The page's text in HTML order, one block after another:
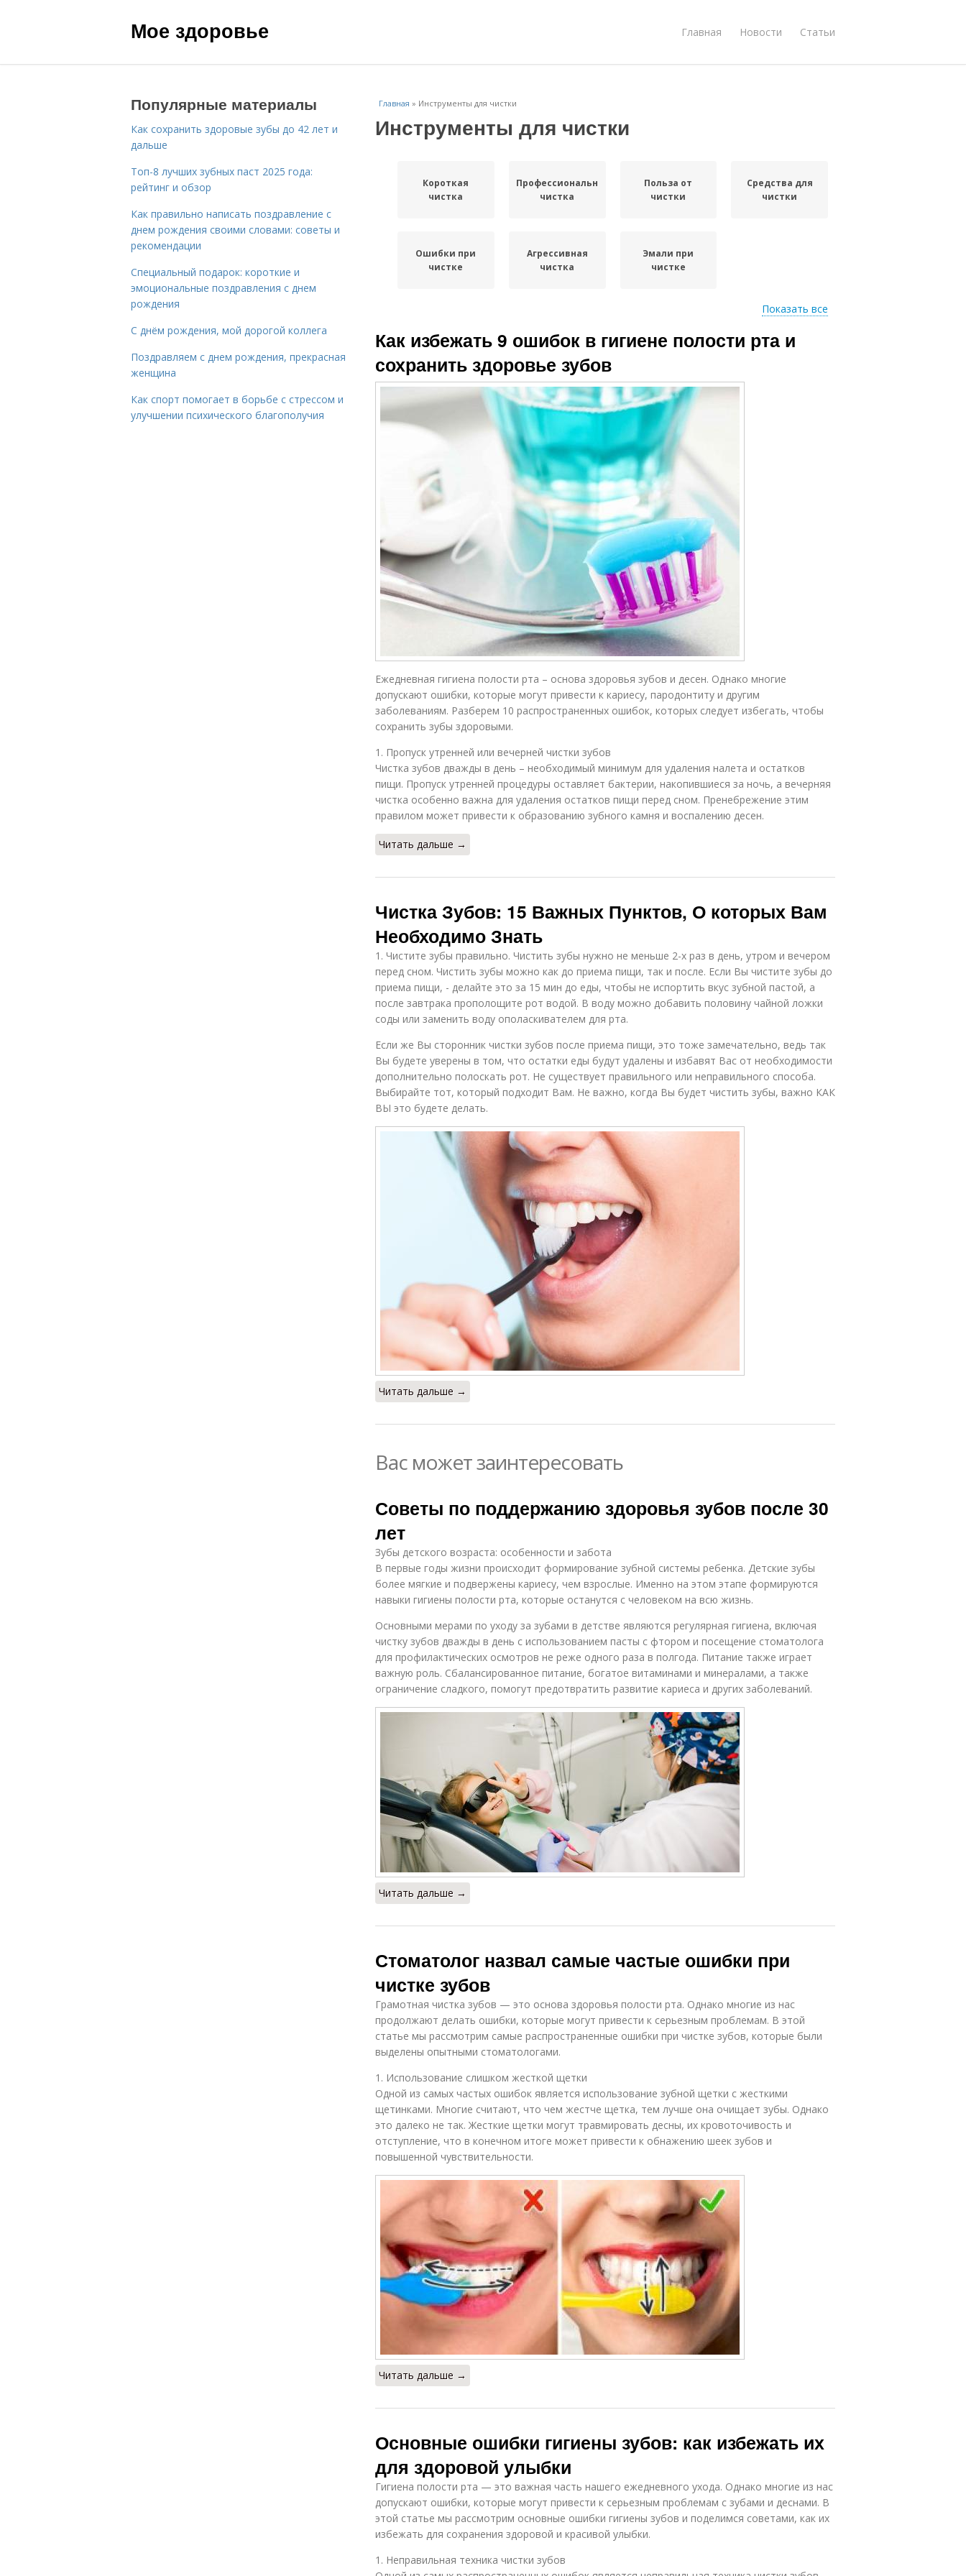
Мое здоровье Главная Новости Статьи
Главная » Инструменты для чистки
Инструменты для чистки
Короткая
чистка
Профессиональная
чистка
Польза от
чистки
Средства для
чистки
Ошибки при
чистке
Агрессивная
чистка
Эмали при
чистке
Показать все
Как избежать 9 ошибок в гигиене полости рта и
сохранить здоровье зубов
Ежедневная гигиена полости рта – основа здоровья зубов и десен. Однако многие
допускают ошибки, которые могут привести к кариесу, пародонтиту и другим
заболеваниям. Разберем 10 распространенных ошибок, которых следует избегать, чтобы
сохранить зубы здоровыми.
1. Пропуск утренней или вечерней чистки зубов
Чистка зубов дважды в день – необходимый минимум для удаления налета и остатков
пищи. Пропуск утренней процедуры оставляет бактерии, накопившиеся за ночь, а вечерняя
чистка особенно важна для удаления остатков пищи перед сном. Пренебрежение этим
правилом может привести к образованию зубного камня и воспалению десен.
Читать дальше →
Чистка Зубов: 15 Важных Пунктов, О которых Вам
Необходимо Знать
1. Чистите зубы правильно. Чистить зубы нужно не меньше 2-х раз в день, утром и вечером
перед сном. Чистить зубы можно как до приема пищи, так и после. Если Вы чистите зубы до
приема пищи, - делайте это за 15 мин до еды, чтобы не испортить вкус зубной пастой, а
после завтрака прополощите рот водой. В воду можно добавить половину чайной ложки
соды или заменить воду ополаскивателем для рта.
Если же Вы сторонник чистки зубов после приема пищи, это тоже замечательно, ведь так
Вы будете уверены в том, что остатки еды будут удалены и избавят Вас от необходимости
дополнительно полоскать рот. Не существует правильного или неправильного способа.
Выбирайте тот, который подходит Вам. Не важно, когда Вы будет чистить зубы, важно КАК
ВЫ это будете делать.
Читать дальше →
Вас может заинтересовать
Советы по поддержанию здоровья зубов после 30
лет
Зубы детского возраста: особенности и забота
В первые годы жизни происходит формирование зубной системы ребенка. Детские зубы
более мягкие и подвержены кариесу, чем взрослые. Именно на этом этапе формируются
навыки гигиены полости рта, которые останутся с человеком на всю жизнь.
Основными мерами по уходу за зубами в детстве являются регулярная гигиена, включая
чистку зубов дважды в день с использованием пасты с фтором и посещение стоматолога
для профилактических осмотров не реже одного раза в полгода. Питание также играет
важную роль. Сбалансированное питание, богатое витаминами и минералами, а также
ограничение сладкого, помогут предотвратить развитие кариеса и других заболеваний.
Читать дальше →
Стоматолог назвал самые частые ошибки при
чистке зубов
Грамотная чистка зубов — это основа здоровья полости рта. Однако многие из нас
продолжают делать ошибки, которые могут привести к серьезным проблемам. В этой
статье мы рассмотрим самые распространенные ошибки при чистке зубов, которые были
выделены опытными стоматологами.
1. Использование слишком жесткой щетки
Одной из самых частых ошибок является использование зубной щетки с жесткими
щетинками. Многие считают, что чем жестче щетка, тем лучше она очищает зубы. Однако
это далеко не так. Жесткие щетки могут травмировать десны, их кровоточивость и
отступление, что в конечном итоге может привести к обнажению шеек зубов и
повышенной чувствительности.
Читать дальше →
Основные ошибки гигиены зубов: как избежать их
для здоровой улыбки
Гигиена полости рта — это важная часть нашего ежедневного ухода. Однако многие из нас
допускают ошибки, которые могут привести к серьезным проблемам с зубами и деснами. В
этой статье мы рассмотрим основные ошибки гигиены зубов и поделимся советами, как их
избежать для сохранения здоровой и красивой улыбки.
1. Неправильная техника чистки зубов
Популярные материалы
Как сохранить здоровые зубы до 42 лет и
дальше
Топ-8 лучших зубных паст 2025 года:
рейтинг и обзор
Как правильно написать поздравление с
днем рождения своими словами: советы и
рекомендации
Специальный подарок: короткие и
эмоциональные поздравления с днем
рождения
С днём рождения, мой дорогой коллега
Поздравляем с днем рождения, прекрасная
женщина
Как спорт помогает в борьбе с стрессом и
улучшении психического благополучия